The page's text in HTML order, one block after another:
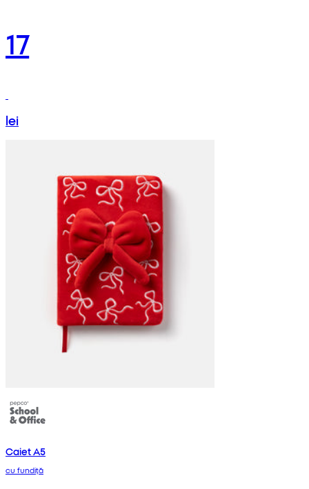
17
lei
Caiet A5
cu fundiță